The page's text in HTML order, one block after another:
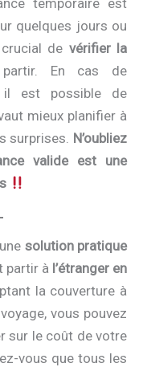
temporaire est
quelques jours ou
de vérifier la
En cas de
il est possible de
mieux planifier à
surprises. N’oubliez
valide est une
solution pratique
partir à l’étranger en
la couverture à
vous pouvez
sur le coût de votre
vous que tous les